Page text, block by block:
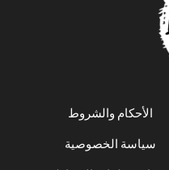
الأحكام والشروط
سياسة الخصوصية